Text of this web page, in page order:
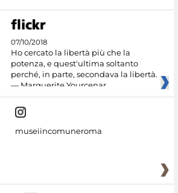
07/10/2018
Ho cercato la libertà più che la
potenza, e quest'ultima soltanto
perché, in parte, secondava la libertà.
— Marguerite Yourcenar
museiincomuneroma